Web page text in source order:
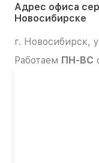
Адрес офиса
Новосибирске
г. Новосибирск,
Работаем ПН-ВС